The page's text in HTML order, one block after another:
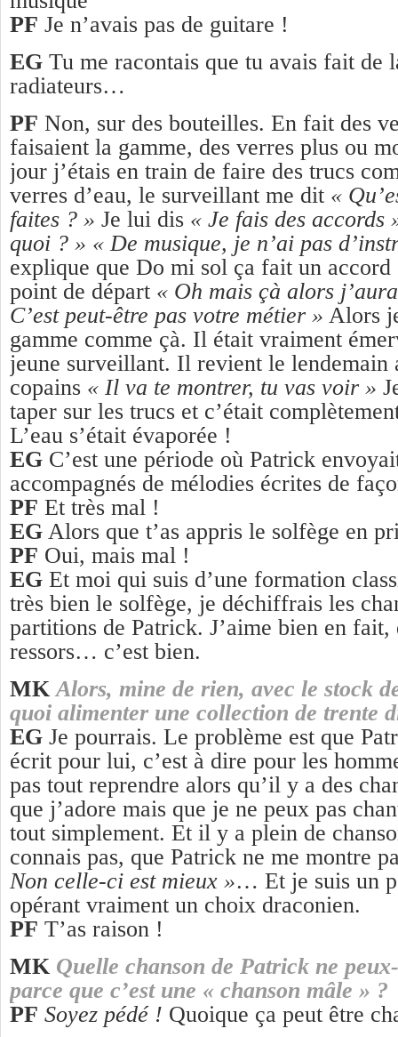
PF Je n’avais pas de guitare !
EG Tu me racontais que tu avais fait de
radiateurs…
PF Non, sur des bouteilles. En fait des
faisaient la gamme, des verres plus ou
jour j’étais en train de faire des trucs
verres d’eau, le surveillant me dit «
faites ? » Je lui dis « Je fais des accords
quoi ? » « De musique, je n’ai pas
explique que Do mi sol ça fait un accord
point de départ « Oh mais çà alors
C’est peut-être pas votre métier » Alors
gamme comme çà. Il était vraiment
jeune surveillant. Il revient le lendemain
copains « Il va te montrer, tu vas voir »
taper sur les trucs et c’était
L’eau s’était évaporée !
EG C’est une période où Patrick
accompagnés de mélodies écrites de
PF Et très mal !
EG Alors que t’as appris le solfège en
PF Oui, mais mal !
EG Et moi qui suis d’une formation
très bien le solfège, je déchiffrais les
partitions de Patrick. J’aime bien en fait,
ressors… c’est bien.
MK Alors, mine de rien, avec le stock
quoi alimenter une collection de trente
EG Je pourrais. Le problème est que
écrit pour lui, c’est à dire pour les
pas tout reprendre alors qu’il y a des
que j’adore mais que je ne peux pas
tout simplement. Et il y a plein de
connais pas, que Patrick ne me montre
Non celle-ci est mieux »… Et je suis un
opérant vraiment un choix draconien.
PF T’as raison !
MK Quelle chanson de Patrick ne
parce que c’est une « chanson mâle » ?
PF Soyez pédé ! Quoique ça peut être